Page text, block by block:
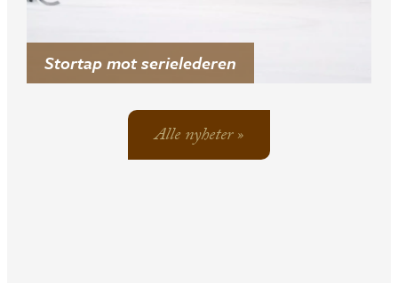
Stortap mot serielederen
Alle nyheter »